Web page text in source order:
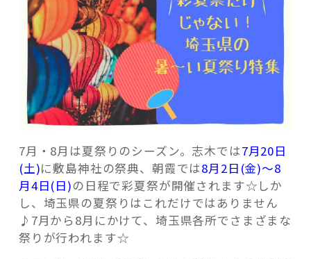
コーディネーター紹介
これからの暮らし 住み替え相談
記事検索
7月・8月は夏祭りのシーズン。志木では7月20日
(土)に敷島神社の祭典、朝霞では8月2日(金)～8
月4日(日)の日程で彩夏祭が開催されます☆しか
し、埼玉県の夏祭りはこれだけではありません
♪7月から8月にかけて、埼玉県各所でさまざまな
祭りが行われます☆